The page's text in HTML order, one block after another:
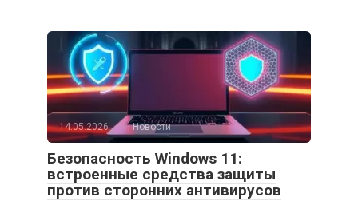
14.05.2026 Новости
Безопасность Windows 11:
встроенные средства защиты
против сторонних антивирусов